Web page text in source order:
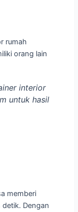
rumah
orang lain
interior
untuk hasil
memberi
Dengan